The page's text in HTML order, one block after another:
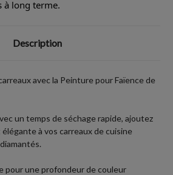
à long terme.
Description
avec la Peinture pour Faïence de
un temps de séchage rapide, ajoutez
à vos carreaux de cuisine
pour une profondeur de couleur